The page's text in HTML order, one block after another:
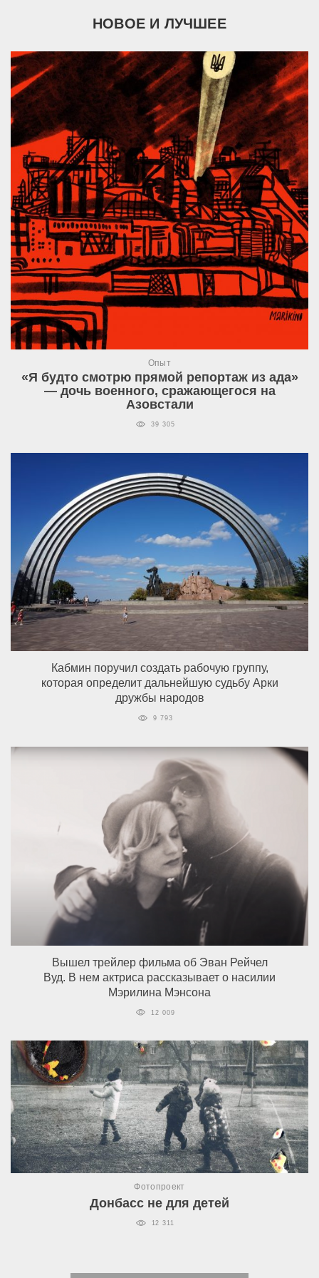
НОВОЕ И ЛУЧШЕЕ
Опыт
«Я будто смотрю прямой репортаж из ада»
— дочь военного, сражающегося на
Азовстали
39 305
Кабмин поручил создать рабочую группу,
которая определит дальнейшую судьбу Арки
дружбы народов
9 793
Вышел трейлер фильма об Эван Рейчел
Вуд. В нем актриса рассказывает о насилии
Мэрилина Мэнсона
12 009
Фотопроект
Донбасс не для детей
12 311